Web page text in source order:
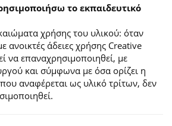
το εκπαιδευτικό
χρήσης του υλικού: όταν
ανοικτές άδειες χρήσης Creative
να επαναχρησιμοποιηθεί, με
και σύμφωνα με όσα ορίζει η
αναφέρεται ως υλικό τρίτων, δεν